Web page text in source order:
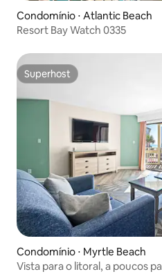
Condomínio ⋅ Atlantic Beach
Resort Bay Watch 0335
Superhost
Superhost
Condomínio ⋅ Myrtle Beach
Vista para o litoral, a poucos